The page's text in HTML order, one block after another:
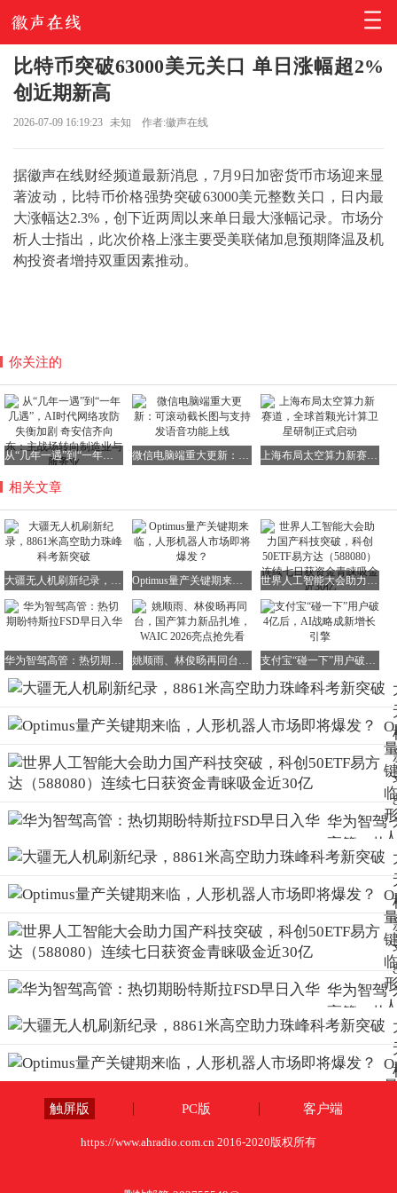
比特币突破63000美元关口 单日涨幅超2%
创近期新高
2026-07-09 16:19:23 未知 作者:徽声在线
据徽声在线财经频道最新消息，7月9日加密货币市场迎来显
著波动，比特币价格强势突破63000美元整数关口，日内最
大涨幅达2.3%，创下近两周以来单日最大涨幅记录。市场分
析人士指出，此次价格上涨主要受美联储加息预期降温及机
构投资者增持双重因素推动。
你关注的
从“几年一遇”到“一年几遇”，AI时代网络攻防失衡加剧 奇安信齐向东：主战场转向制造业与服务业 上海布局太空算力新赛道，全球首颗光计算卫星研制正式启动
相关文章
世界人工智能大会助力国产科技突破，科创50ETF易方达（588080）连续七日获资金青睐吸金近30亿
华为智驾
高管：热
切期盼特
斯拉FSD
早日入华
华为智驾
高管：热
切期盼特
斯拉FSD
早日入华
触屏版 PC版 客户端
https://www.ahradio.com.cn 2016-2020版权所有